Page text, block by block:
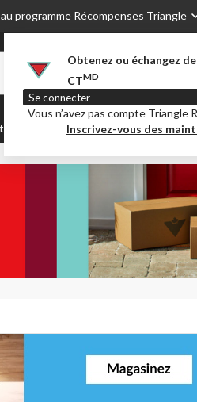
programme Récompenses Triangle
Obtenez ou échangez
CTMD
Se connecter
Vous n’avez pas compte Triangle
Inscrivez-vous des
État de
Party City Centre-